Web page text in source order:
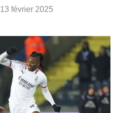
13 février 2025